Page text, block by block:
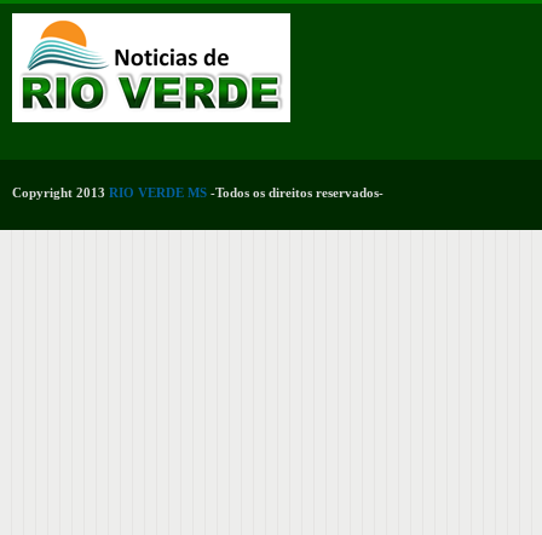
Copyright 2013 RIO VERDE MS -Todos os direitos reservados-